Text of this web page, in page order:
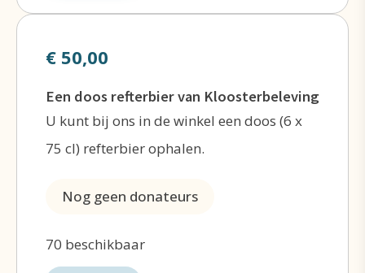
tegenprestatie – helpt ons deze missie
Selecteer op deze pagina op welke manier u
ons wilt steunen.
€ 50,00
Een doos refterbier van Kloosterbeleving
U kunt bij ons in de winkel een doos (6 x
75 cl) refterbier ophalen.
Nog geen donateurs
70 beschikbaar